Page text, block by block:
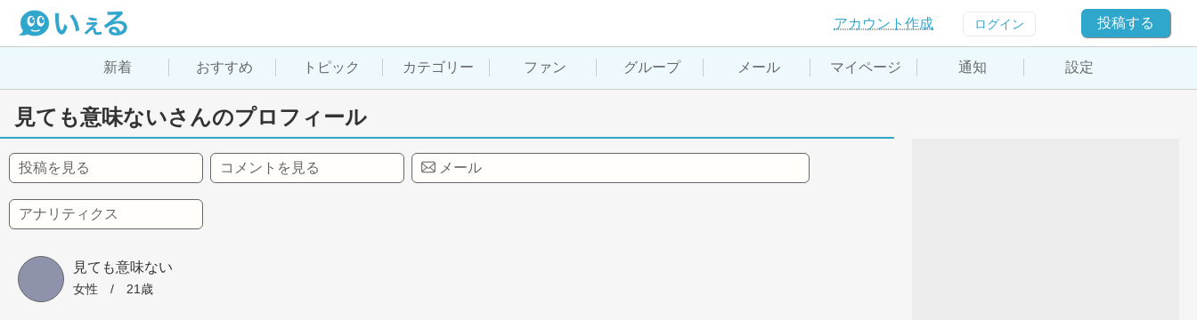
アカウント作成 ログイン 投稿する
新着 おすすめ トピック カテゴリー ファン グループ メール マイページ 通知 設定
見ても意味ないさんのプロフィール
投稿を見る コメントを見る メール
アナリティクス
見ても意味ない
女性 / 21歳